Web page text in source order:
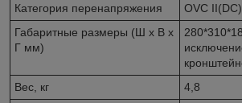
Категория перенапряжения
OVC
Габаритные размеры (Ш x В x
Г мм)
Вес, кг
4,8